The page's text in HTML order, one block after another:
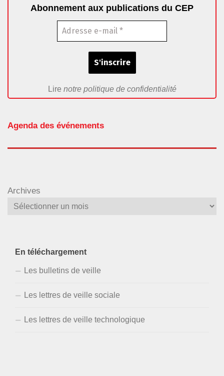
Abonnement aux publications du CEP
Lire notre politique de confidentialité
Agenda des événements
Archives
En téléchargement
Les bulletins de veille
Les lettres de veille sociale
Les lettres de veille technologique